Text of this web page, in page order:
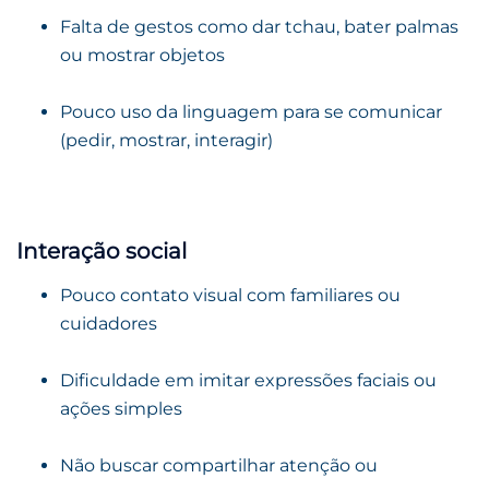
Falta de gestos como dar tchau, bater palmas
ou mostrar objetos
Pouco uso da linguagem para se comunicar
(pedir, mostrar, interagir)
Interação social
Pouco contato visual com familiares ou
cuidadores
Dificuldade em imitar expressões faciais ou
ações simples
Não buscar compartilhar atenção ou